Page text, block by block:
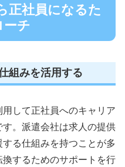
正社員になるた
ーチ
組みを活用する
して正社員へのキャリア
。派遣会社は求人の提供
る仕組みを持つことが多
するためのサポートを行